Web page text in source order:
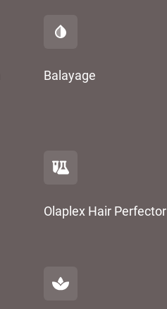
Balayage
Olaplex Hair Perfector